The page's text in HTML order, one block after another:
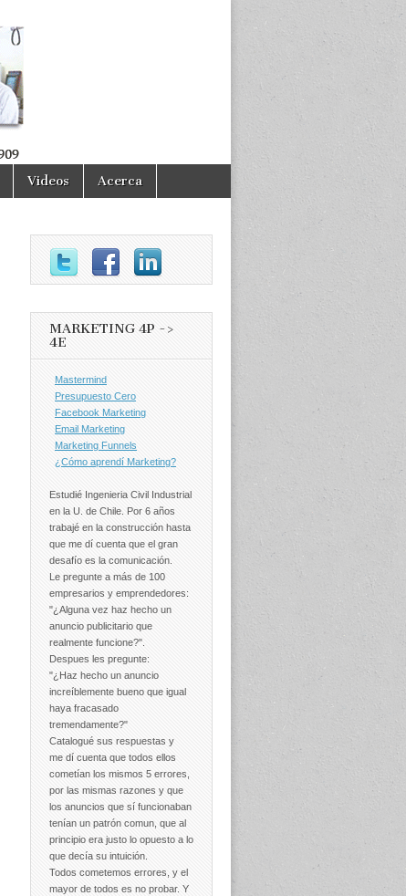
Videos Acerca
MARKETING 4P ->
4E
Mastermind
Presupuesto Cero
Facebook Marketing
Email Marketing
Marketing Funnels
¿Cómo aprendí Marketing?
Estudié Ingenieria Civil Industrial
en la U. de Chile. Por 6 años
trabajé en la construcción hasta
que me dí cuenta que el gran
desafío es la comunicación.
Le pregunte a más de 100
empresarios y emprendedores:
"¿Alguna vez haz hecho un
anuncio publicitario que
realmente funcione?".
Despues les pregunte:
"¿Haz hecho un anuncio
increíblemente bueno que igual
haya fracasado
tremendamente?"
Catalogué sus respuestas y
me dí cuenta que todos ellos
cometían los mismos 5 errores,
por las mismas razones y que
los anuncios que sí funcionaban
tenían un patrón comun, que al
principio era justo lo opuesto a lo
que decía su intuición.
Todos cometemos errores, y el
mayor de todos es no probar. Y